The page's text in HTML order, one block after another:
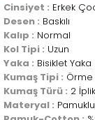
Cinsiyet : Erkek
Desen : Baskılı
Kalıp : Normal
Kol Tipi : Uzun
Yaka : Bisiklet Yaka
Kumaş Tipi : Örme
Kumaş Türü : 2 İplik
Materyal :